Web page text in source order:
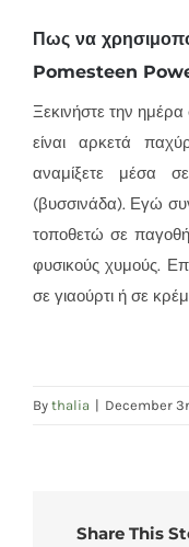
Πως να
Pomesteen
Ξεκινήστε την ημέρα
είναι αρκετά
αναμίξετε μέσα
(βυσσινάδα). Εγώ
τοποθετώ σε
φυσικούς χυμούς.
σε γιαούρτι ή σε
By thalia | December
Share This